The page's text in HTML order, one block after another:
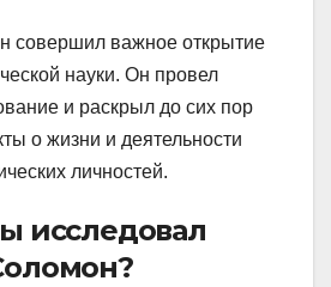
совершил важное открытие
науки. Он провел
и раскрыл до сих пор
о жизни и деятельности
личностей.
исследовал